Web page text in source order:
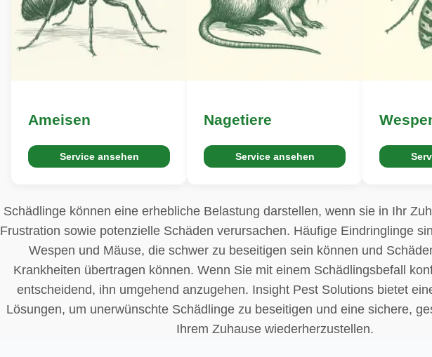
Ameisen
Service ansehen
Nagetiere
Service ansehen
Schädlinge können eine erhebliche Belastung darstellen, wenn sie in Ihr
Frustration sowie potenzielle Schäden verursachen. Häufige Eindringlinge
Wespen und Mäuse, die schwer zu beseitigen sein können und
Krankheiten übertragen können. Wenn Sie mit einem Schädlingsbefall
entscheidend, ihn umgehend anzugehen. Insight Pest Solutions bietet
Lösungen, um unerwünschte Schädlinge zu beseitigen und eine sichere,
Ihrem Zuhause wiederherzustellen.